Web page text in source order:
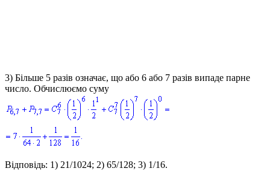
3) Більше 5 разів означає, що або 6 або 7 разів випаде парне
число. Обчислюємо суму
Відповідь: 1) 21/1024; 2) 65/128; 3) 1/16.